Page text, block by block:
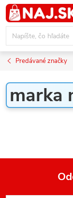
Prejsť
na
obsah
Predávané značky
marka